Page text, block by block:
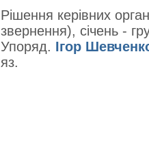
Рішення керівних
звернення), січень -
Упоряд. Ігор
яз.